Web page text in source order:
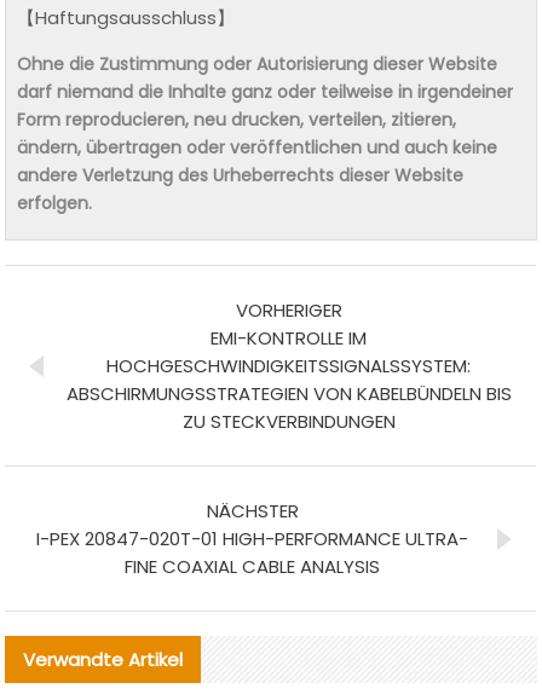
【Haftungsausschluss】
Ohne die Zustimmung oder Autorisierung dieser Website
darf niemand die Inhalte ganz oder teilweise in irgendeiner
Form reproducieren, neu drucken, verteilen, zitieren,
ändern, übertragen oder veröffentlichen und auch keine
andere Verletzung des Urheberrechts dieser Website
erfolgen.
VORHERIGER
EMI-KONTROLLE IM
HOCHGESCHWINDIGKEITSSIGNALSSYSTEM:
ABSCHIRMUNGSSTRATEGIEN VON KABELBÜNDELN BIS
ZU STECKVERBINDUNGEN
NÄCHSTER
I-PEX 20847-020T-01 HIGH-PERFORMANCE ULTRA-
FINE COAXIAL CABLE ANALYSIS
Verwandte Artikel